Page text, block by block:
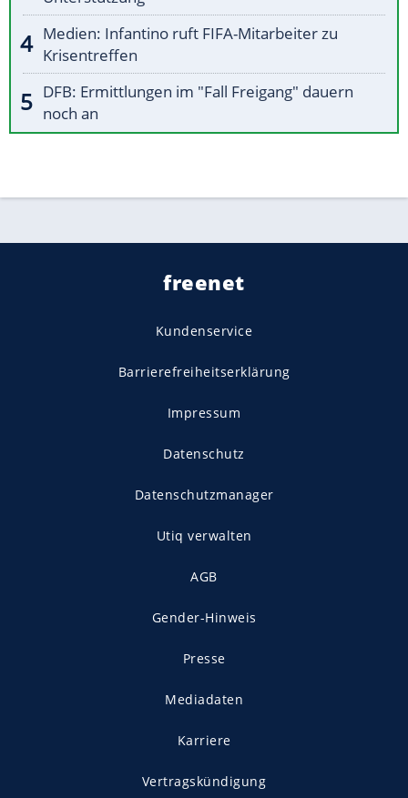
Medien: Infantino ruft FIFA-Mitarbeiter zu
Krisentreffen
DFB: Ermittlungen im "Fall Freigang" dauern
noch an
freenet
Kundenservice
Barrierefreiheitserklärung
Impressum
Datenschutz
Datenschutzmanager
Utiq verwalten
AGB
Gender-Hinweis
Presse
Mediadaten
Karriere
Vertragskündigung